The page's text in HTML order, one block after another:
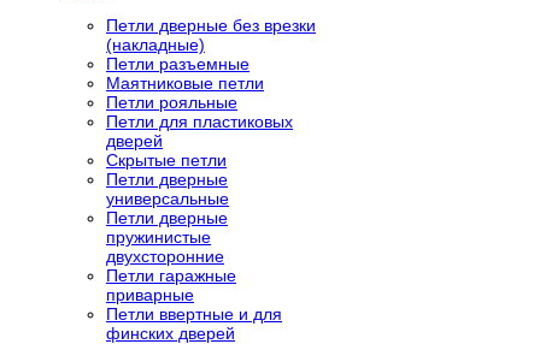
Петли дверные без врезки
(накладные)
Петли разъемные
Маятниковые петли
Петли рояльные
Петли для пластиковых
дверей
Скрытые петли
Петли дверные
универсальные
Петли дверные
пружинистые
двухсторонние
Петли гаражные
приварные
Петли ввертные и для
финских дверей